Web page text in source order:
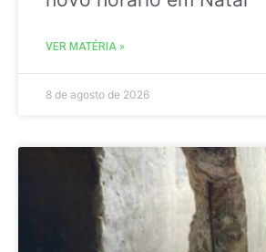
VER MATÉRIA »
8 de agosto de 2026